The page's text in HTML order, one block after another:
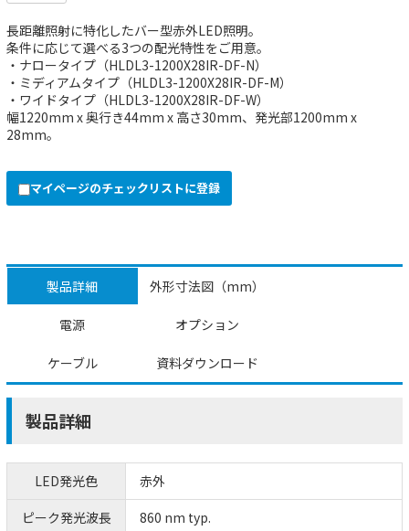
長距離照射に特化したバー型赤外LED照明。
条件に応じて選べる3つの配光特性をご用意。
・ナロータイプ（HLDL3-1200X28IR-DF-N）
・ミディアムタイプ（HLDL3-1200X28IR-DF-M）
・ワイドタイプ（HLDL3-1200X28IR-DF-W）
幅1220mm x 奥行き44mm x 高さ30mm、発光部1200mm x
28mm。
マイページのチェックリストに登録
製品詳細 外形寸法図（mm）
電源 オプション
ケーブル 資料ダウンロード
製品詳細
LED発光色
赤外
ピーク発光波長
860 nm typ.